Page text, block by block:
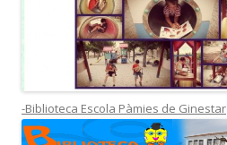
-Biblioteca Escola Pàmies de Ginestar